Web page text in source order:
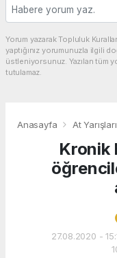
Yorum yazarak Topluluk
yaptığınız yorumunuzla ilgili
üstleniyorsunuz. Yazılan tüm
tutulamaz.
Anasayfa At Yarışları
Kronik
27.08.2020 -